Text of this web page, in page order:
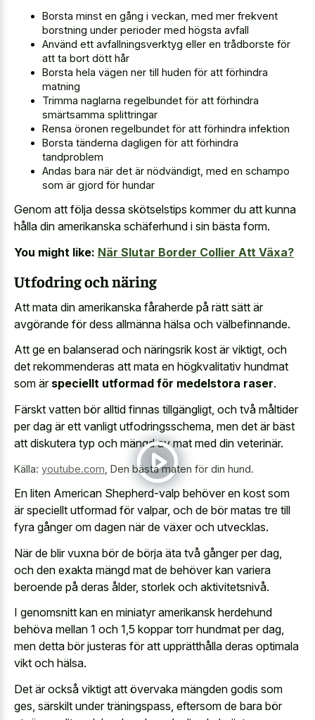
Borsta minst en gång i veckan, med mer frekvent
borstning under perioder med högsta avfall
Använd ett avfallningsverktyg eller en trådborste för
att ta bort dött hår
Borsta hela vägen ner till huden för att förhindra
matning
Trimma naglarna regelbundet för att förhindra
smärtsamma splittringar
Rensa öronen regelbundet för att förhindra infektion
Borsta tänderna dagligen för att förhindra
tandproblem
Andas bara när det är nödvändigt, med en schampo
som är gjord för hundar
Genom att följa dessa skötselstips kommer du att kunna
hålla din amerikanska schäferhund i sin bästa form.
You might like: När Slutar Border Collier Att Växa?
Utfodring och näring
Att mata din amerikanska fåraherde på rätt sätt är
avgörande för dess allmänna hälsa och välbefinnande.
Att ge en balanserad och näringsrik kost är viktigt, och
det rekommenderas att mata en högkvalitativ hundmat
som är speciellt utformad för medelstora raser.
Färskt vatten bör alltid finnas tillgängligt, och två måltider
per dag är ett vanligt utfodringsschema, men det är bäst
att diskutera typ och mängd av mat med din veterinär.
Källa: youtube.com Den bästa maten för din hund.
En liten American Shepherd-valp behöver en kost som
är speciellt utformad för valpar, och de bör matas tre till
fyra gånger om dagen när de växer och utvecklas.
När de blir vuxna bör de börja äta två gånger per dag,
och den exakta mängd mat de behöver kan variera
beroende på deras ålder, storlek och aktivitetsnivå.
I genomsnitt kan en miniatyr amerikansk herdehund
behöva mellan 1 och 1,5 koppar torr hundmat per dag,
men detta bör justeras för att upprätthålla deras optimala
vikt och hälsa.
Det är också viktigt att övervaka mängden godis som
ges, särskilt under träningspass, eftersom de bara bör